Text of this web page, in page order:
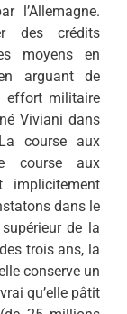
l’Allemagne.
des crédits
moyens en
arguant de
effort militaire
Viviani dans
course aux
course aux
implicitement
dans le
de la
trois ans, la
conserve un
qu’elle pâtit